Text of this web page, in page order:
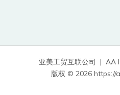
亚美工贸互联公司 | AA
版权 © 2026 https://